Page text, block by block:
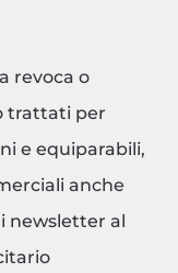
revoca o
trattati per
e equiparabili,
anche
newsletter al